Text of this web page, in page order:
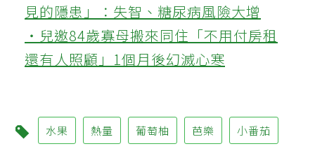
見的隱患」：失智、糖尿病風險大增
‧兒邀84歲寡母搬來同住「不用付房租
還有人照顧」1個月後幻滅心寒
水果 熱量 葡萄柚 芭樂 小番茄